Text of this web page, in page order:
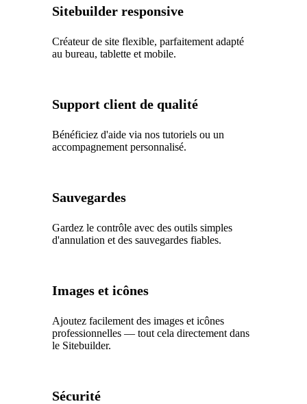
Sitebuilder responsive
Créateur de site flexible, parfaitement adapté
au bureau, tablette et mobile.
Support client de qualité
Bénéficiez d'aide via nos tutoriels ou un
accompagnement personnalisé.
Sauvegardes
Gardez le contrôle avec des outils simples
d'annulation et des sauvegardes fiables.
Images et icônes
Ajoutez facilement des images et icônes
professionnelles — tout cela directement dans
le Sitebuilder.
Sécurité